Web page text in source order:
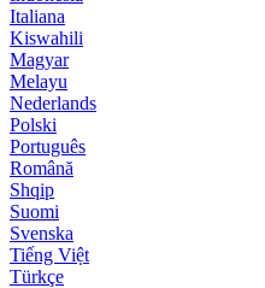
Italiana
Kiswahili
Magyar
Melayu
Nederlands
Polski
Português
Română
Shqip
Suomi
Svenska
Tiếng Việt
Türkçe